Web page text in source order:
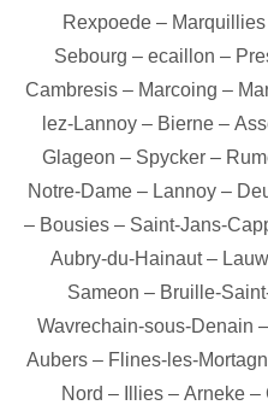
Rexpoede – Marquillies
Sebourg – ecaillon –
Cambresis – Marcoing –
lez-Lannoy – Bierne –
Glageon – Spycker –
Notre-Dame– Lannoy–
– Bousies – Saint-Jans-
Aubry-du-Hainaut–
Sameon – Bruille-
Wavrechain-sous-Denain –
Aubers – Flines-les-
Nord – Illies – Arneke –